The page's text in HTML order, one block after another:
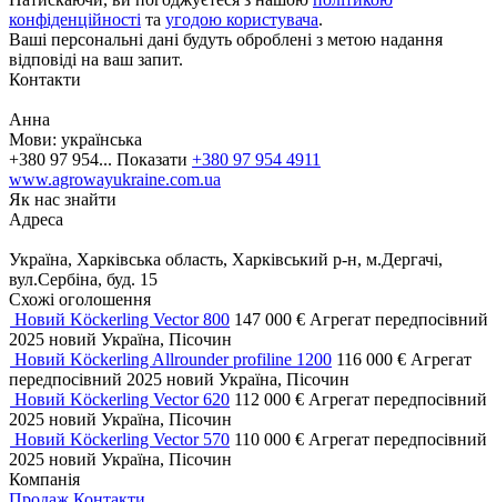
конфіденційності та угодою користувача.
Ваші персональні дані будуть оброблені з метою надання
відповіді на ваш запит.
Контакти
Анна
Мови: українська
+380 97 954... Показати +380 97 954 4911
www.agrowayukraine.com.ua
Як нас знайти
Адреса
Україна, Харківська область, Харківський р-н, м.Дергачі,
вул.Сербіна, буд. 15
Схожі оголошення
Новий Köckerling Vector 800 147 000 € Агрегат передпосівний
2025 новий Україна, Пісочин
Новий Köckerling Allrounder profiline 1200 116 000 € Агрегат
передпосівний 2025 новий Україна, Пісочин
Новий Köckerling Vector 620 112 000 € Агрегат передпосівний
2025 новий Україна, Пісочин
Новий Köckerling Vector 570 110 000 € Агрегат передпосівний
2025 новий Україна, Пісочин
Компанія